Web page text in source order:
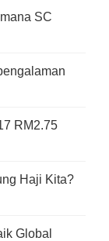
SC
RM2.75
Haji Kita?
Global